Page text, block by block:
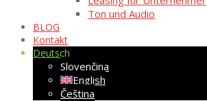
Ton und Audio
BLOG
Kontakt
Deutsch
Slovenčina
English
Čeština